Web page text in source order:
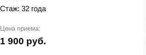
Стаж: 32 года
Цена приема:
1 900 руб.